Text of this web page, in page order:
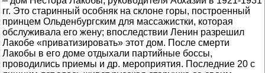
гг. Это старинный особняк на склоне горы, построенный
принцем Ольденбургским для массажистки, которая
обслуживала его жену; впоследствии Ленин разрешил
Лакобе «приватизировать» этот дом. После смерти
Лакобы в его доме отдыхали партийные боссы,
проводились приемы и др. мероприятия. Последние 20 с